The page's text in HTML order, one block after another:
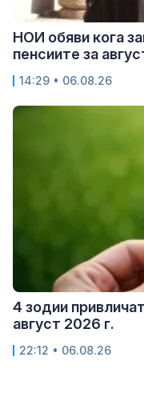
НОИ обяви кога
пенсиите за
14:29 • 06.08.26
4 зодии
август 2026 г.
22:12 • 06.08.26